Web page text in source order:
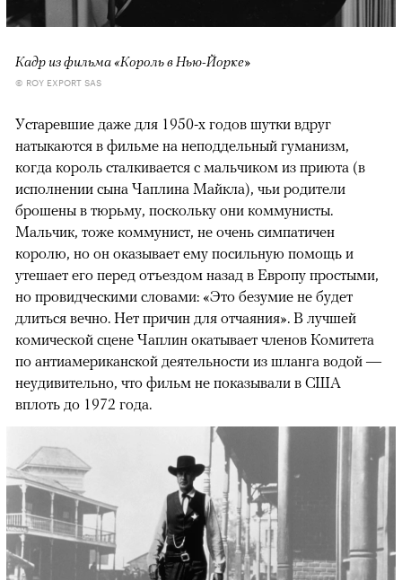
Кадр из фильма «Король в Нью-Йорке»
© ROY EXPORT SAS
Устаревшие даже для 1950-х годов шутки вдруг
натыкаются в фильме на неподдельный гуманизм,
когда король сталкивается с мальчиком из приюта (в
исполнении сына Чаплина Майкла), чьи родители
брошены в тюрьму, поскольку они коммунисты.
Мальчик, тоже коммунист, не очень симпатичен
королю, но он оказывает ему посильную помощь и
утешает его перед отъездом назад в Европу простыми,
но провидческими словами: «Это безумие не будет
длиться вечно. Нет причин для отчаяния». В лучшей
комической сцене Чаплин окатывает членов Комитета
по антиамериканской деятельности из шланга водой —
неудивительно, что фильм не показывали в США
вплоть до 1972 года.